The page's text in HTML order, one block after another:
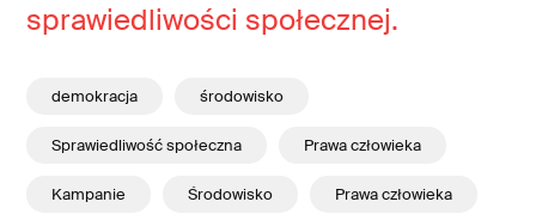
sprawiedliwości społecznej.
demokracja środowisko
Sprawiedliwość społeczna Prawa człowieka
Kampanie Środowisko Prawa człowieka